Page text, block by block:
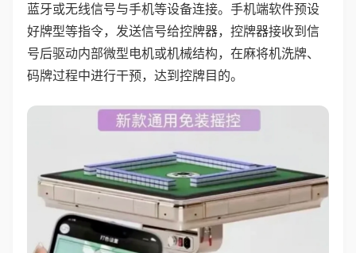
蓝牙或无线信号与手机等设备连接。手机端软件预设
好牌型等指令，发送信号给控牌器，控牌器接收到信
号后驱动内部微型电机或机械结构，在麻将机洗牌、
码牌过程中进行干预，达到控牌目的。